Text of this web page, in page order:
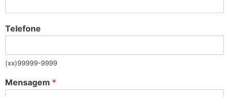
Telefone
(xx)99999-9999
Mensagem *